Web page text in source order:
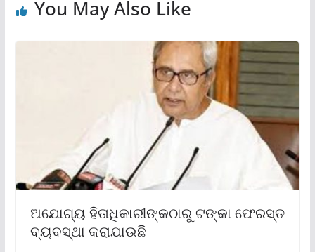
You May Also Like
ଅଯୋଗ୍ୟ ହିତାଧିକାରୀଙ୍କଠାରୁ ଟଙ୍କା ଫେରସ୍ତ
ବ୍ୟବସ୍ଥା କରାଯାଉଛି